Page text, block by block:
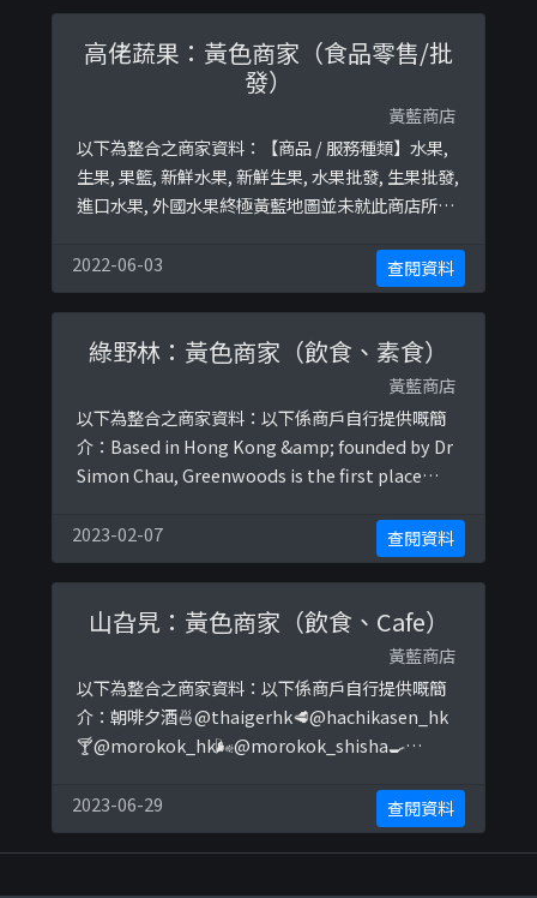
高佬蔬果：黃色商家（食品零售/批
發）
黃藍商店
以下為整合之商家資料：【商品 / 服務種類】水果,
生果, 果籃, 新鮮水果, 新鮮生果, 水果批發, 生果批發,
進口水果, 外國水果終極黃藍地圖並未就此商店所持
2022-06-03
查閱資料
綠野林：黃色商家（飲食、素食）
黃藍商店
以下為整合之商家資料：以下係商戶自行提供嘅簡
介：Based in Hong Kong &amp; founded by Dr
Simon Chau, Greenwoods is the first place
https://www.facebook.com/143778933644820
7/posts/2542229876004 ...
2023-02-07 查閱資料
山旮旯：黃色商家（飲食、Cafe）
黃藍商店
以下為整合之商家資料：以下係商戶自行提供嘅簡
介：朝啡夕酒🍜@thaigerhk🥩@hachikasen_hk
🍸@morokok_hk🌬@morokok_shisha🍳
@cafelittlebreak_hk🌊@ukiyo_hk☎️+852 2871
2269以下係相關證明貼文：
https://www.facebook ...
2023-06-29 查閱資料